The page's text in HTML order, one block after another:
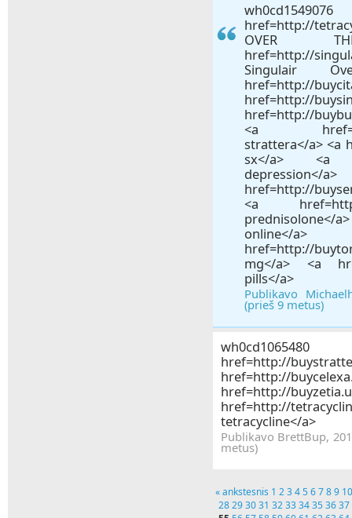
href=http://
OVER
href=http://
Singulair
href=http://
href=http://
href=http://
<a
strattera</a> <a
sx</a> <a
href=http://
<a href=http://
prednisolone</
href=http://
mg</a> <a
pills</a>
Publikavo
(prieš 9 metus)
href=http://
href=http://
href=http://
href=http://
tetracycline</a>
Publikavo BrettBup,
metus)
« ankstesnis 1 23456789 10
28293031 323334353637